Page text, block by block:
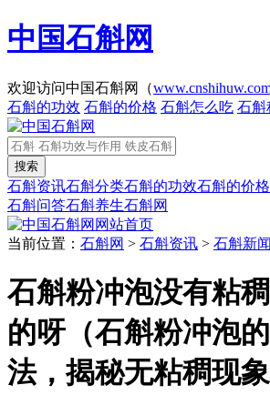
中国石斛网
欢迎访问中国石斛网（
石斛的功效 石斛的价格 石斛怎么吃 石斛
石斛资讯石斛分类石斛的功效石斛的价格
石斛问答石斛养生石斛网
网站首页
当前位置： 石斛网 > 石斛资讯 > 石斛新闻
石斛粉冲泡没有粘
的呀（石斛粉冲泡
法，揭秘无粘稠现